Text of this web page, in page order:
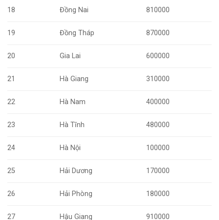
18 Đồng Nai 810000
19 Đồng Tháp 870000
20 Gia Lai 600000
21 Hà Giang 310000
22 Hà Nam 400000
23 Hà Tĩnh 480000
24 Hà Nội 100000
25 Hải Dương 170000
26 Hải Phòng 180000
27 Hậu Giang 910000